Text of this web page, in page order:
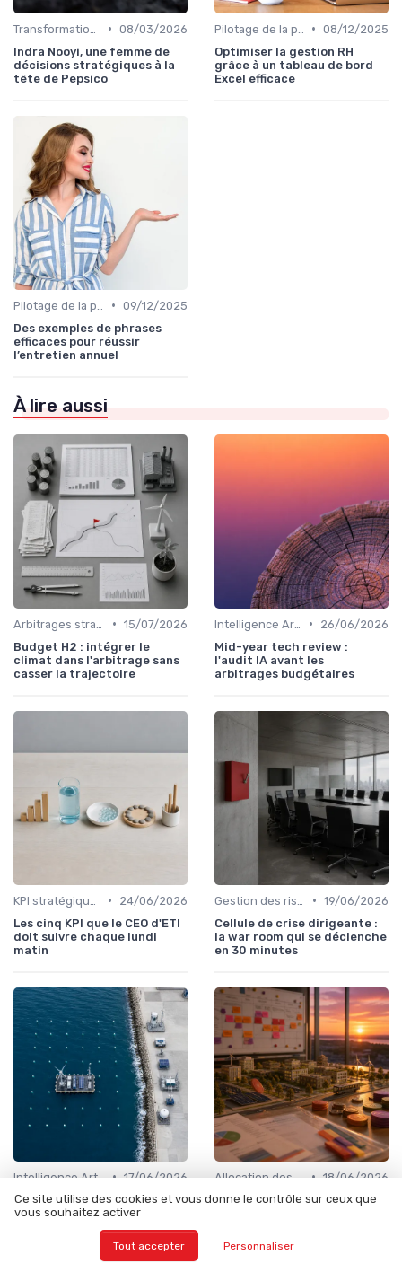
• 08/03/2026
Indra Nooyi, une femme de
décisions stratégiques à la
tête de Pepsico
• 08/12/2025
Optimiser la gestion RH
grâce à un tableau de bord
Excel efficace
• 09/12/2025
Des exemples de phrases
efficaces pour réussir
l’entretien annuel
À lire aussi
• 15/07/2026
Budget H2 : intégrer le
climat dans l'arbitrage sans
casser la trajectoire
•
26/06/2026
Mid-year tech review :
l'audit IA avant les
arbitrages budgétaires
•
24/06/2026
Les cinq KPI que le CEO d'ETI
doit suivre chaque lundi
matin
• 19/06/2026
Cellule de crise dirigeante :
la war room qui se déclenche
en 30 minutes
Intelligence Artificielle & stratégie • 17/06/2026
ROI IA : mesurer ce que le
pilote produit avant
Allocation des ressources • 18/06/2026
Trajectoire 1.5°C : du plan
Ce site utilise des cookies et vous donne le contrôle sur ceux que
vous souhaitez activer
Tout accepter Personnaliser